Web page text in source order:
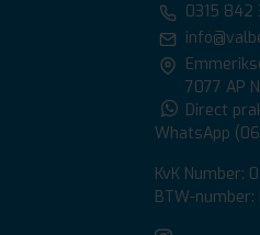
0315 842
7077 AP
Direct
WhatsApp
KvK Number:
BTW-number: